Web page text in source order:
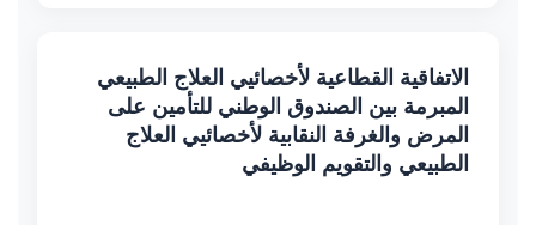
الاتفاقية القطاعية لأخصائيي العلاج الطبيعي
المبرمة بين الصندوق الوطني للتأمين على
المرض والغرفة النقابية لأخصائيي العلاج
الطبيعي والتقويم الوظيفي